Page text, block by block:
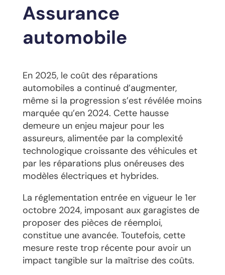
Assurance
automobile
En 2025, le coût des réparations
automobiles a continué d’augmenter,
même si la progression s’est révélée moins
marquée qu’en 2024. Cette hausse
demeure un enjeu majeur pour les
assureurs, alimentée par la complexité
technologique croissante des véhicules et
par les réparations plus onéreuses des
modèles électriques et hybrides.
La réglementation entrée en vigueur le 1er
octobre 2024, imposant aux garagistes de
proposer des pièces de réemploi,
constitue une avancée. Toutefois, cette
mesure reste trop récente pour avoir un
impact tangible sur la maîtrise des coûts.